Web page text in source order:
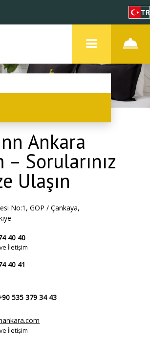
TR
Ankara
Sorularınız
Ulaşın
No:1, GOP / Çankaya,
40 40
İletişim
40 41
535 379 34 43
İletişim